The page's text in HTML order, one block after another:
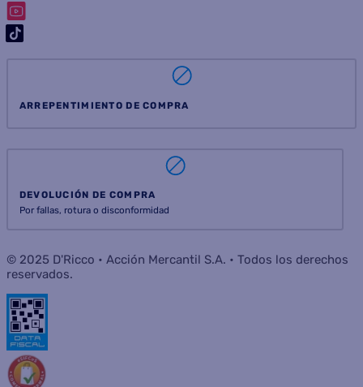
ARREPENTIMIENTO DE COMPRA
DEVOLUCIÓN DE COMPRA
Por fallas, rotura o disconformidad
© 2025 D'Ricco • Acción Mercantil S.A. • Todos los derechos
reservados.